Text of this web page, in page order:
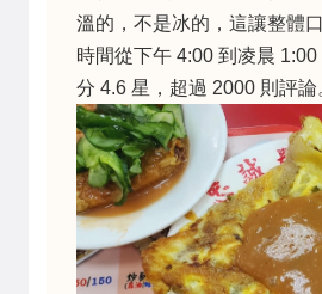
溫的，不是冰的，這讓整體
時間從下午 4:00 到凌晨
分 4.6 星，超過 2000 則評論